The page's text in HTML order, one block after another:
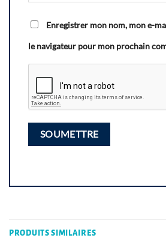
Enregistrer mon nom, mon e-
le navigateur pour mon prochain
PRODUITS SIMILAIRES